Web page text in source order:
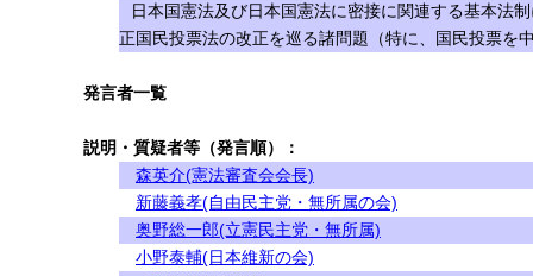
日本国憲法及び日本国憲法に密接に関連する基本法
正国民投票法の改正を巡る諸問題（特に、国民投票を
発言者一覧
説明・質疑者等（発言順）：
森英介(憲法審査会会長)
新藤義孝(自由民主党・無所属の会)
奥野総一郎(立憲民主党・無所属)
小野泰輔(日本維新の会)